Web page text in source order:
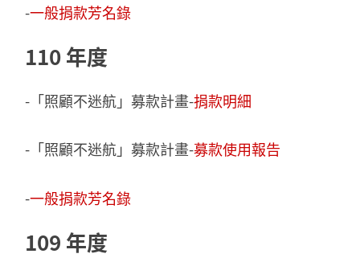
-一般捐款芳名錄
110 年度
-「照顧不迷航」募款計畫-捐款明細
-「照顧不迷航」募款計畫-募款使用報告
-一般捐款芳名錄
109 年度